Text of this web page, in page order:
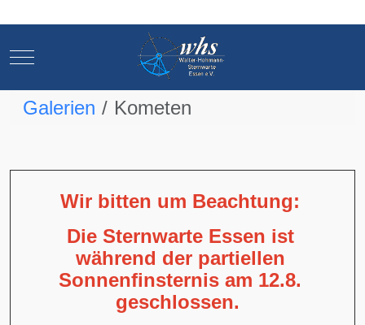
Mobile Menu Toggle
Galerien Kometen
Wir bitten um Beachtung:
Die Sternwarte Essen ist
während der partiellen
Sonnenfinsternis am 12.8.
geschlossen.